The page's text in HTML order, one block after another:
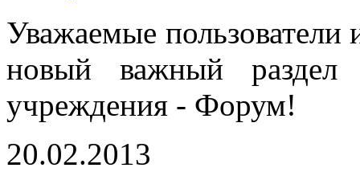
Уважаемые пользователи
новый важный раздел
учреждения - Форум!
20.02.2013